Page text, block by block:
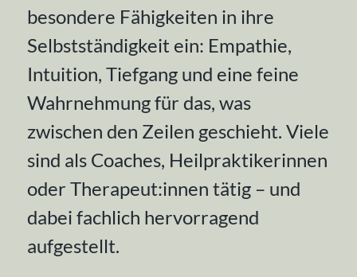
besondere Fähigkeiten in ihre
Selbstständigkeit ein: Empathie,
Intuition, Tiefgang und eine feine
Wahrnehmung für das, was
zwischen den Zeilen geschieht. Viele
sind als Coaches, Heilpraktikerinnen
oder Therapeut:innen tätig – und
dabei fachlich hervorragend
aufgestellt.